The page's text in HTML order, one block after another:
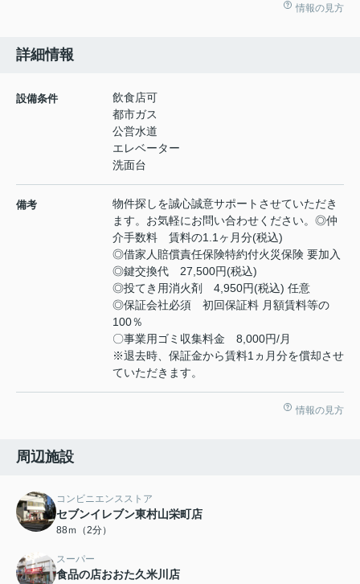
情報の見方
詳細情報
設備条件
飲食店可
都市ガス
公営水道
エレベーター
洗面台
備考
物件探しを誠心誠意サポートさせていただき
ます。お気軽にお問い合わせください。◎仲
介手数料 賃料の1.1ヶ月分(税込)
◎借家人賠償責任保険特約付火災保険 要加入
◎鍵交換代 27,500円(税込)
◎投てき用消火剤 4,950円(税込) 任意
◎保証会社必須 初回保証料 月額賃料等の
100％
〇事業用ゴミ収集料金 8,000円/月
※退去時、保証金から賃料1ヵ月分を償却させ
ていただきます。
情報の見方
周辺施設
コンビニエンスストア
セブンイレブン東村山栄町店
88ｍ（2分）
スーパー
食品の店おおた久米川店